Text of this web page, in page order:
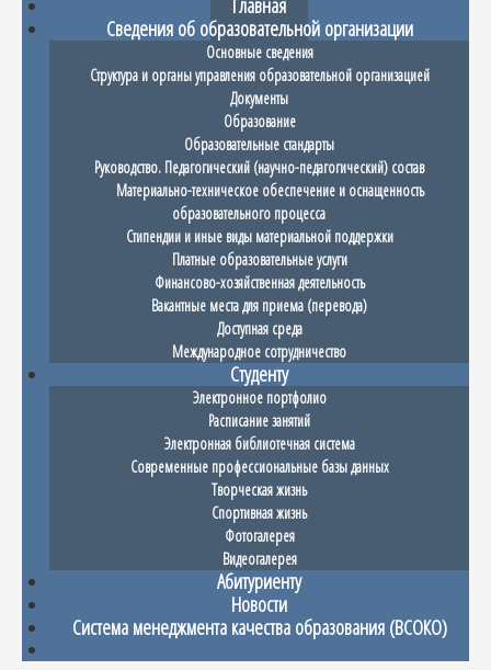
Сведения об образовательной организации
Основные сведения
Структура и органы управления образовательной организацией
Документы
Образование
Образовательные стандарты
Руководство. Педагогический (научно-педагогический) состав
Материально-техническое обеспечение и оснащенность
образовательного процесса
Стипендии и иные виды материальной поддержки
Платные образовательные услуги
Финансово-хозяйственная деятельность
Вакантные места для приема (перевода)
Доступная среда
Международное сотрудничество
Студенту
Электронное портфолио
Расписание занятий
Электронная библиотечная система
Современные профессиональные базы данных
Творческая жизнь
Спортивная жизнь
Фотогалерея
Видеогалерея
Абитуриенту
Новости
Система менеджмента качества образования (ВСОКО)